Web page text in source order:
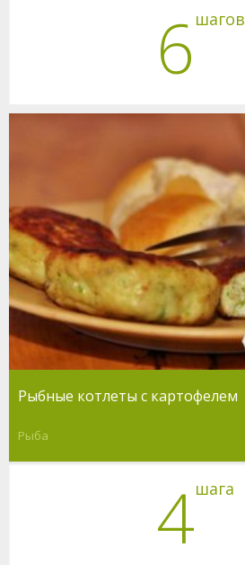
6 шагов
Рыбные котлеты с картофелем
Рыба
4шага